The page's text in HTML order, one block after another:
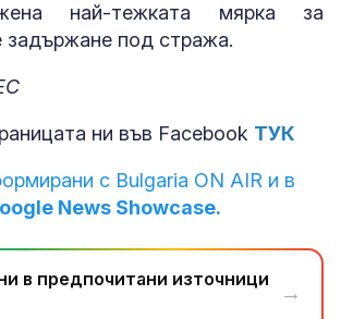
най-тежката мярка за
задържане под стража.
ни във Facebook ТУК
с Bulgaria ON AIR и в
News Showcase.
в предпочитани източници
→